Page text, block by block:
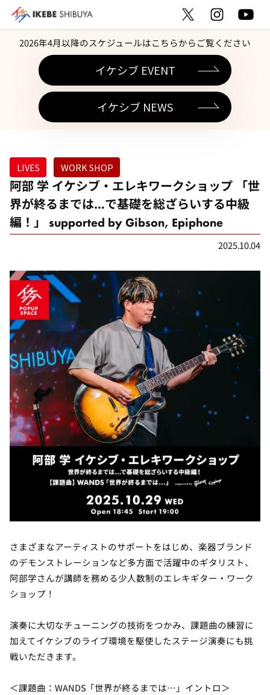
2026年4月以降のスケジュールはこちらからご覧ください
イケシブ EVENT
イケシブ NEWS
LIVES WORK SHOP
阿部 学 イケシブ・エレキワークショップ 「世
界が終るまでは…で基礎を総ざらいする中級
編！」 supported by Gibson, Epiphone
2025.10.04
さまざまなアーティストのサポートをはじめ、楽器ブランド
のデモンストレーションなど多方面で活躍中のギタリスト、
阿部学さんが講師を務める少人数制のエレキギター・ワーク
ショップ！
演奏に大切なチューニングの技術をつかみ、課題曲の練習に
加えてイケシブのライブ環境を駆使したステージ演奏にも挑
戦いただきます。
＜課題曲：WANDS「世界が終るまでは…」イントロ＞